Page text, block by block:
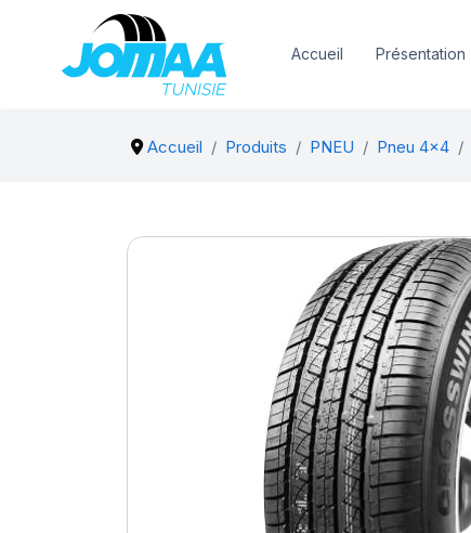
Accueil Présentation
Accueil Produits PNEU Pneu 4x4